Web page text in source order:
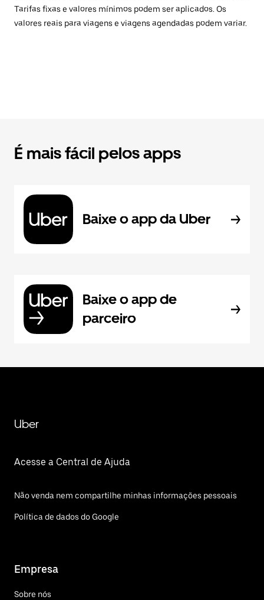
Tarifas fixas e valores mínimos podem ser aplicados. Os
valores reais para viagens e viagens agendadas podem variar.
É mais fácil pelos apps
Baixe o app da Uber
Baixe o app de
parceiro
Uber
Acesse a Central de Ajuda
Não venda nem compartilhe minhas informações pessoais
Política de dados do Google
Empresa
Sobre nós